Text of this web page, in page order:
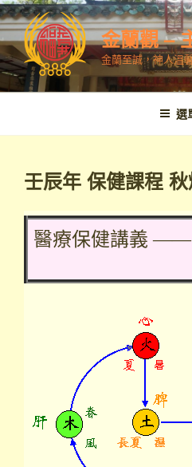
跳
至
內
容
金蘭觀 –
金蘭至誠，神人溫
選
壬辰年 保健課程
醫療保健講義 ——